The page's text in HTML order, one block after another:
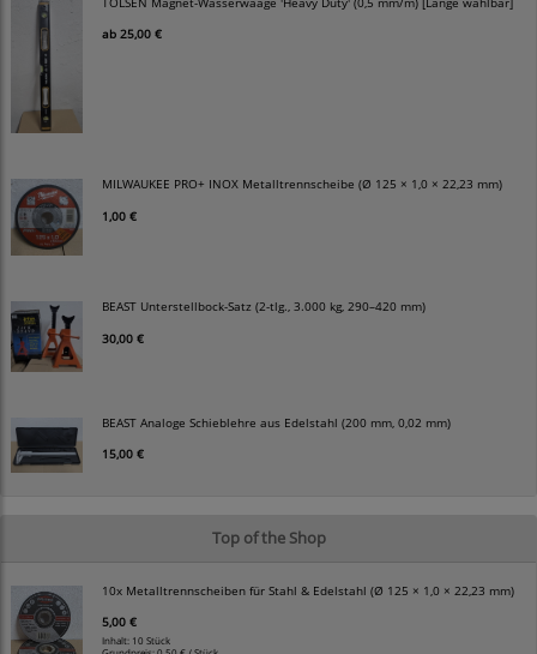
ab 25,00 €
MILWAUKEE PRO+ INOX Metalltrennscheibe (Ø 125 × 1,0 × 22,23 mm)
1,00 €
BEAST Unterstellbock-Satz (2-tlg., 3.000 kg, 290–420 mm)
30,00 €
BEAST Analoge Schieblehre aus Edelstahl (200 mm, 0,02 mm)
15,00 €
Top of the Shop
10x Metalltrennscheiben für Stahl & Edelstahl (Ø 125 × 1,0 × 22,23 mm)
5,00 €
Inhalt: 10 Stück